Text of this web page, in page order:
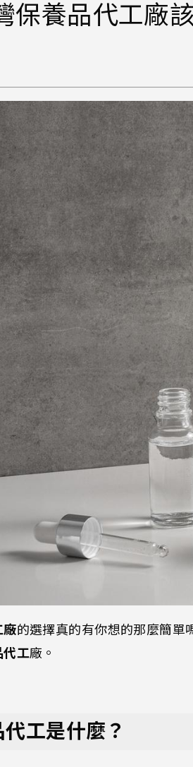
保養品代工廠
廠的選擇真的有你想的那麼簡單
代工廠。
工是什麼？